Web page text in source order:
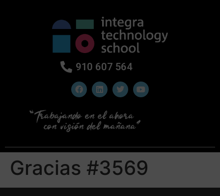
910 607 564
Gracias #3569